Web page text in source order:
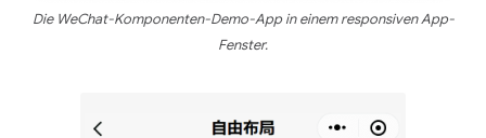
Die WeChat-Komponenten-Demo-App in einem responsiven App-
Fenster.